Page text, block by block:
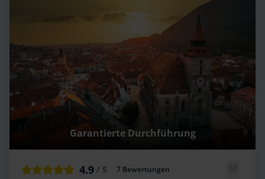
Garantierte Durchführung
4.9 / 5 7 Bewertungen